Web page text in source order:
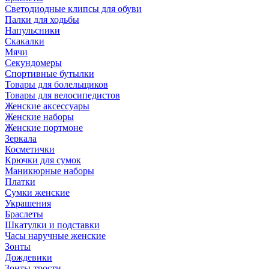
Светодиодные клипсы для обуви
Палки для ходьбы
Напульсники
Скакалки
Мячи
Секундомеры
Спортивные бутылки
Товары для болельщиков
Товары для велосипедистов
Женские аксессуары
Женские наборы
Женские портмоне
Зеркала
Косметички
Крючки для сумок
Маникюрные наборы
Платки
Сумки женские
Украшения
Браслеты
Шкатулки и подставки
Часы наручные женские
Зонты
Дождевики